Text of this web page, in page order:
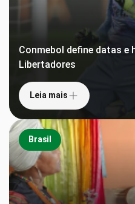
Conmebol define datas e
Libertadores
Leia mais
Brasil